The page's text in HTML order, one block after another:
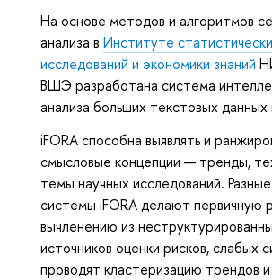
На основе методов и алгоритмов
анализа в Институте
исследований и экономики знаний
ВШЭ разработана система
анализа больших текстовых данных
iFORA способна выявлять и
смысловые концепции — тренды,
темы научных исследований.
системы iFORA делают первичную
вычленению из
источников оценки рисков, слабых
проводят кластеризацию трендов и